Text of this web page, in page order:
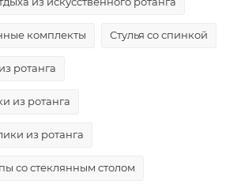
комплекты Стулья со спинкой
ротанга
из ротанга
из ротанга
со стеклянным столом